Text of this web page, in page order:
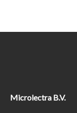
Microlectra B.V.